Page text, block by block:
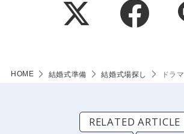
HOME 結婚式準備 結婚式場探し ドラ
RELATED ARTICLE